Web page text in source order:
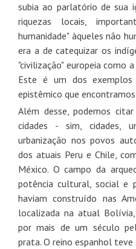
subia ao parlatório de sua
riquezas locais,
humanidade" àqueles não
era a de catequizar os
"civilização" europeia como
Este é um dos exemplos
epistêmico que
Além desse, podemos
cidades - sim, cidades,
urbanização nos povos
dos atuais Peru e Chile,
México. O campo da
potência cultural, social e
haviam construído nas
localizada na atual
por mais de um século
prata. O reino espanhol